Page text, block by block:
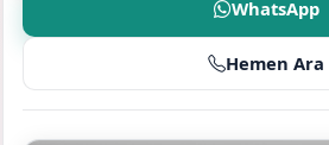
WhatsApp
Hemen Ara